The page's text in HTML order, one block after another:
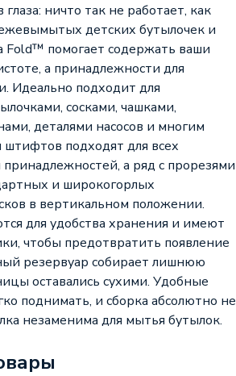
ничто так не работает, как
детских бутылочек и
Fold™ помогает содержать ваши
а принадлежности для
Идеально подходит для
сосками, чашками,
деталями насосов и многим
подходят для всех
а ряд с прорезями
и широкогорлых
в вертикальном положении.
для удобства хранения и имеют
чтобы предотвратить появление
резервуар собирает лишнюю
оставались сухими. Удобные
поднимать, и сборка абсолютно не
незаменима для мытья бутылок.